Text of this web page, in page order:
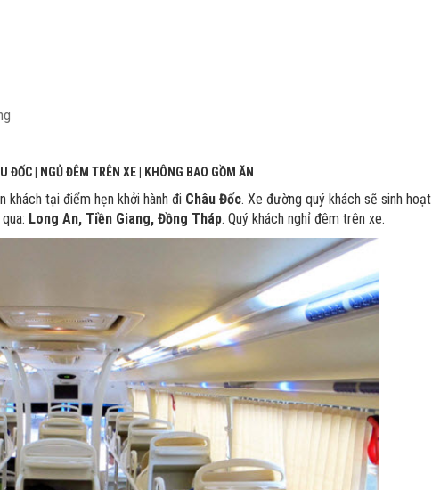
| NGỦ ĐÊM TRÊN XE | KHÔNG BAO GỒM ĂN
khách tại điểm hẹn khởi hành đi Châu Đốc. Xe đường quý khách sẽ sinh hoạt
Long An, Tiền Giang, Đồng Tháp. Quý khách nghỉ đêm trên xe.